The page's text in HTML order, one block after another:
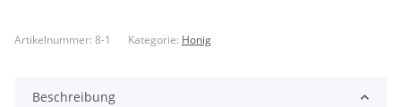
Artikelnummer: 8-1 Kategorie: Honig
Beschreibung